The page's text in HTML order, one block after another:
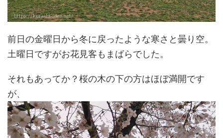
前日の金曜日から冬に戻ったような寒さと曇り空。
土曜日ですがお花見客もまばらでした。
それもあってか？桜の木の下の方はほぼ満開です
が、